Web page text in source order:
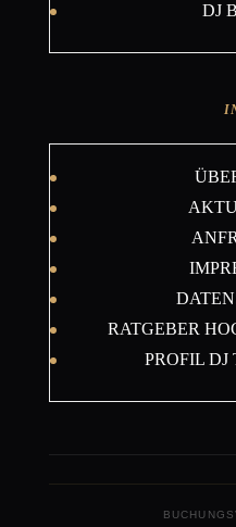
DJ
RATGEBER
PROFIL DJ